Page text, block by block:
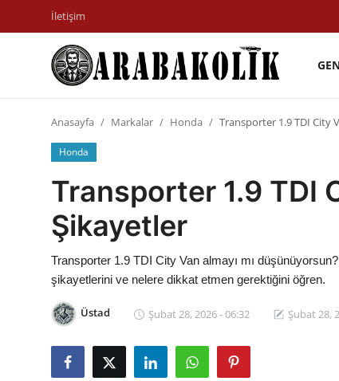
İletişim
Markalar
Motosiklet
Öneriler
Paketler
Anasayfa Markalar Honda Transporter 1.9 TDI City
Honda
Transporter 1.9 TDI
Şikayetler
Transporter 1.9 TDI City Van almayı mı düşünüyorsun?
şikayetlerini ve nelere dikkat etmen gerektiğini öğren.
Üstad Şubat 28, 2026 - 06:32 Şubat 28,